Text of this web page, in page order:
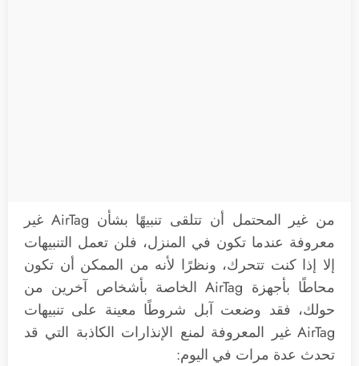
من غير المحتمل أن تتلقى تنبيهًا بشأن AirTag غير
معروفة عندما تكون في المنزل، فلن تعمل التنبيهات
إلا إذا كنت تتحرك، ونظرًا لأنه من الممكن أن تكون
محاطًا بأجهزة AirTag الخاصة بأشخاص آخرين من
حولك، فقد وضعت آبل شروطًا معينة على تنبيهات
AirTag غير المعروفة لمنع الإنذارات الكاذبة التي قد
تحدث عدة مرات في اليوم: